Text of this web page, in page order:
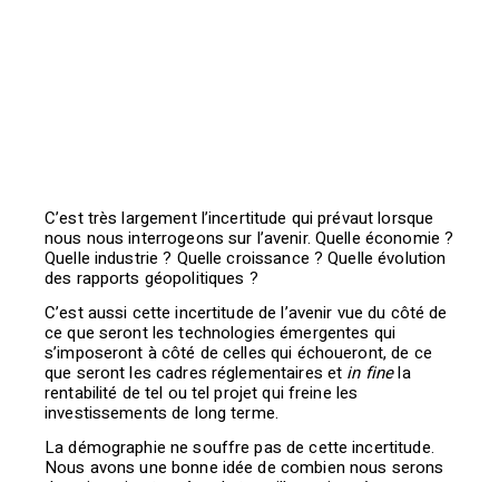
C’est très largement l’incertitude qui prévaut lorsque
nous nous interrogeons sur l’avenir. Quelle économie ?
Quelle industrie ? Quelle croissance ? Quelle évolution
des rapports géopolitiques ?
C’est aussi cette incertitude de l’avenir vue du côté de
ce que seront les technologies émergentes qui
s’imposeront à côté de celles qui échoueront, de ce
que seront les cadres réglementaires et in finela
rentabilité de tel ou tel projet qui freine les
investissements de long terme.
La démographie ne souffre pas de cette incertitude.
Nous avons une bonne idée de combien nous serons